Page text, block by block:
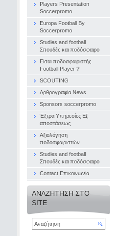
Players Presentation
Soccerpromo
Europa Football By
Soccerpromo
Studies and football
Σπουδές και ποδόσφαιρο
Είσαι ποδοσφαιριστής
Football Player ?
SCOUTING
Αρθρογραφία News
Sponsors soccerpromo
Έξτρα Υπηρεσίες Εξ
αποστάσεως
Αξιολόγηση
ποδοσφαιριστών
Studies and football
Σπουδές και ποδόσφαιρο
Contact Επικοινωνία
ΑΝΑΖΉΤΗΣΗ ΣΤΟ
SITE